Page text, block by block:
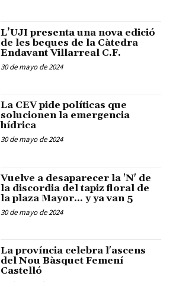
L’UJI presenta una nova edició
de les beques de la Càtedra
Endavant Villarreal C.F.
30 de mayo de 2024
La CEV pide políticas que
solucionen la emergencia
hídrica
30 de mayo de 2024
Vuelve a desaparecer la 'N' de
la discordia del tapiz floral de
la plaza Mayor... y ya van 5
30 de mayo de 2024
La província celebra l'ascens
del Nou Bàsquet Femení
Castelló